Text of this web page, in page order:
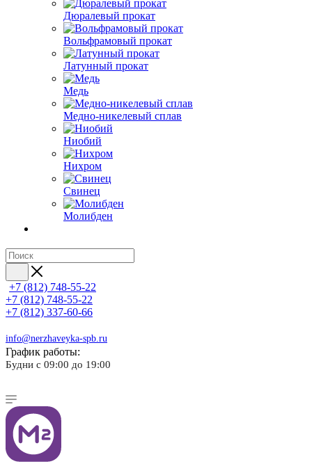
Дюралевый прокат
Вольфрамовый прокат
Латунный прокат
Медь
Медно-никелевый сплав
Ниобий
Нихром
Свинец
Молибден
+7 (812) 748-55-22
+7 (812) 748-55-22
+7 (812) 337-60-66
info@nerzhaveyka-spb.ru
График работы:
Будни с 09:00 до 19:00